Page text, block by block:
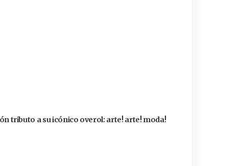
tributo a su icónico overol: arte! arte! moda!